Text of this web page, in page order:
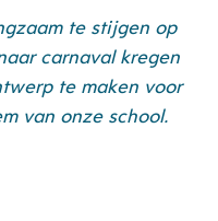
te stijgen op
carnaval kregen
te maken voor
van onze school.